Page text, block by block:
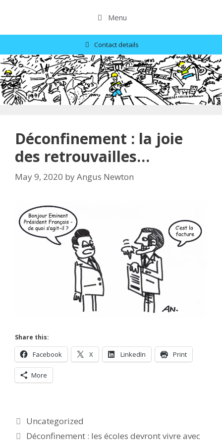
Menu
Contact details
Déconfinement : la joie
des retrouvailles…
May 9, 2020 byAngus Newton
Share this:
Facebook X LinkedIn Print
More
Categories
Uncategorized
Déconfinement : les écoles devront vivre avec